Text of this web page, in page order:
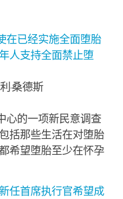
在已经实施全面堕胎
人支持全面禁止堕
·桑德斯
心的一项新民意调查
括那些生活在对堕胎
希望堕胎至少在怀孕
任首席执行官希望成